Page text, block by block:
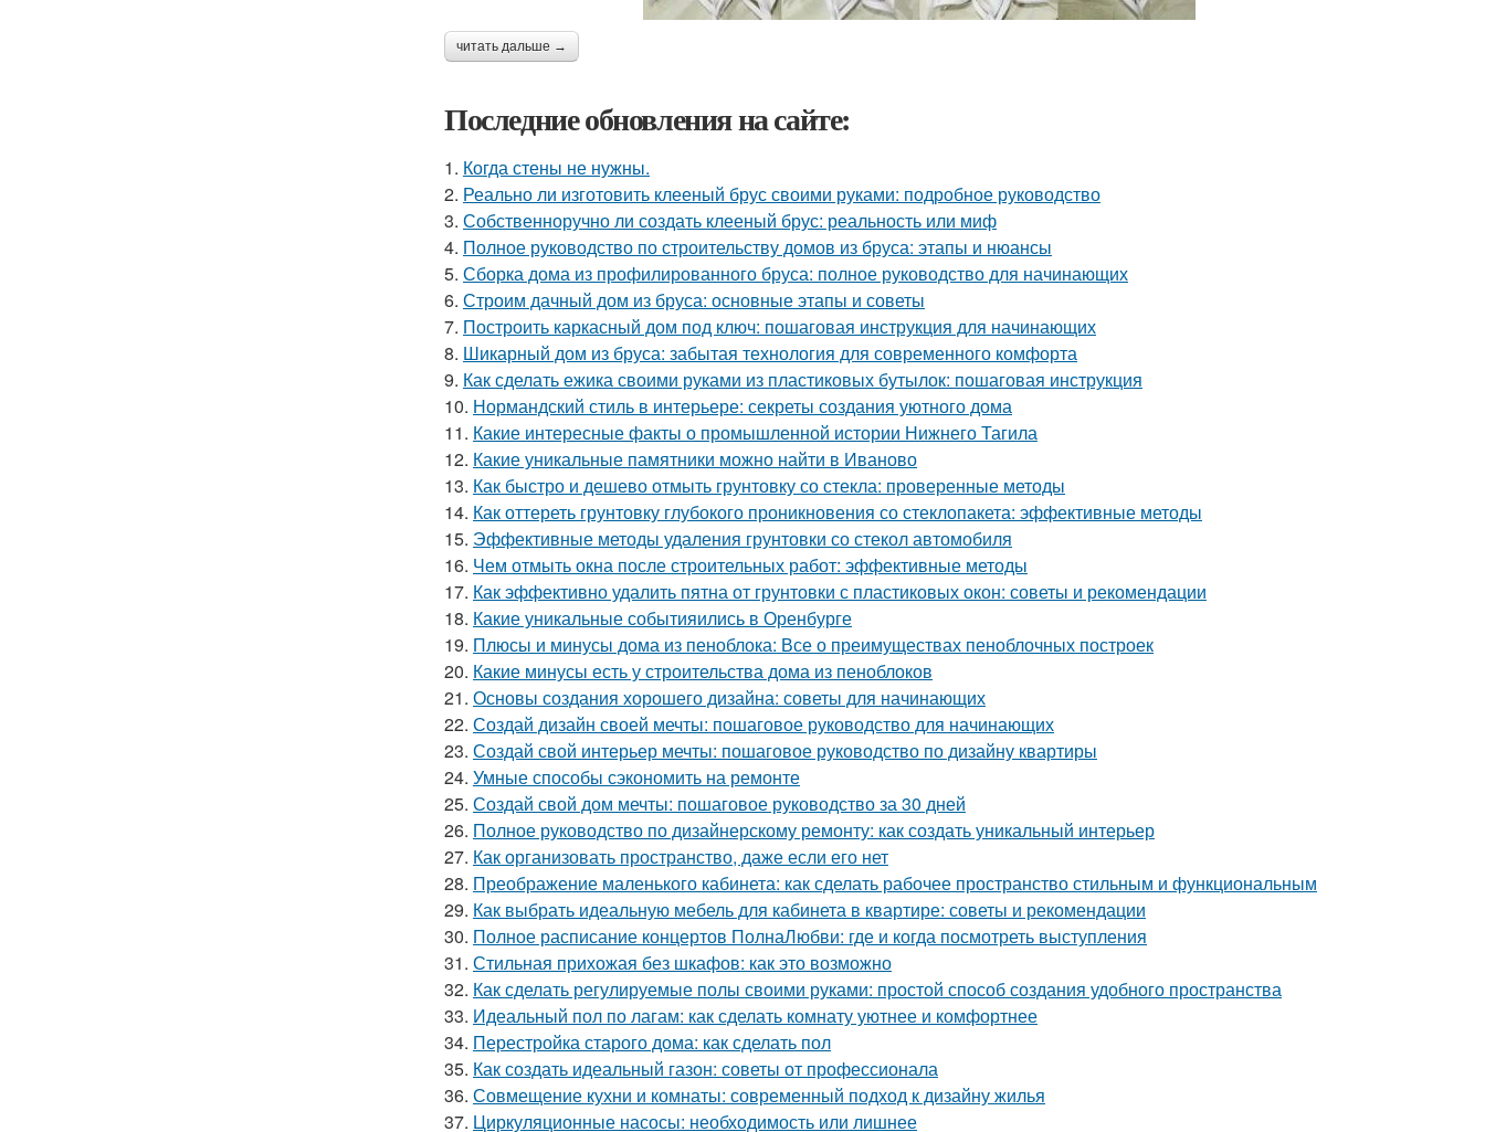
читать дальше →
Последние обновления на сайте:
1. Когда стены не нужны.
2. Реально ли изготовить клееный брус своими руками: подробное руководство
3. Собственноручно ли создать клееный брус: реальность или миф
4. Полное руководство по строительству домов из бруса: этапы и нюансы
5. Сборка дома из профилированного бруса: полное руководство для начинающих
6. Строим дачный дом из бруса: основные этапы и советы
7. Построить каркасный дом под ключ: пошаговая инструкция для начинающих
8. Шикарный дом из бруса: забытая технология для современного комфорта
9. Как сделать ежика своими руками из пластиковых бутылок: пошаговая инструкция
10. Нормандский стиль в интерьере: секреты создания уютного дома
11. Какие интересные факты о промышленной истории Нижнего Тагила
12. Какие уникальные памятники можно найти в Иваново
13. Как быстро и дешево отмыть грунтовку со стекла: проверенные методы
14. Как оттереть грунтовку глубокого проникновения со стеклопакета: эффективные методы
15. Эффективные методы удаления грунтовки со стекол автомобиля
16. Чем отмыть окна после строительных работ: эффективные методы
17. Как эффективно удалить пятна от грунтовки с пластиковых окон: советы и рекомендации
18. Какие уникальные событияились в Оренбурге
19. Плюсы и минусы дома из пеноблока: Все о преимуществах пеноблочных построек
20. Какие минусы есть у строительства дома из пеноблоков
21. Основы создания хорошего дизайна: советы для начинающих
22. Создай дизайн своей мечты: пошаговое руководство для начинающих
23. Создай свой интерьер мечты: пошаговое руководство по дизайну квартиры
24. Умные способы сэкономить на ремонте
25. Создай свой дом мечты: пошаговое руководство за 30 дней
26. Полное руководство по дизайнерскому ремонту: как создать уникальный интерьер
27. Как организовать пространство, даже если его нет
28. Преображение маленького кабинета: как сделать рабочее пространство стильным и функциональным
29. Как выбрать идеальную мебель для кабинета в квартире: советы и рекомендации
30. Полное расписание концертов ПолнаЛюбви: где и когда посмотреть выступления
31. Стильная прихожая без шкафов: как это возможно
32. Как сделать регулируемые полы своими руками: простой способ создания удобного пространства
33. Идеальный пол по лагам: как сделать комнату уютнее и комфортнее
34. Перестройка старого дома: как сделать пол
35. Как создать идеальный газон: советы от профессионала
36. Совмещение кухни и комнаты: современный подход к дизайну жилья
37. Циркуляционные насосы: необходимость или лишнее